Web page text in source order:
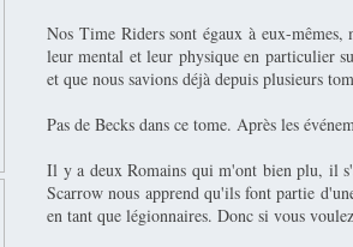
Nos Time Riders sont égaux à eux-
leur mental et leur physique en particulier
et que nous savions déjà depuis plusieurs
Pas de Becks dans ce tome. Après les
Il y a deux Romains qui m'ont bien plu, il
Scarrow nous apprend qu'ils font partie
en tant que légionnaires. Donc si vous